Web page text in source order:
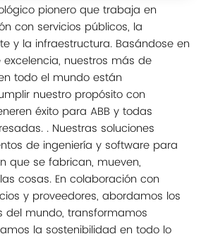
pionero que trabaja en
con servicios públicos, la
y la infraestructura. Basándose en
nuestros más de
todo el mundo están
nuestro propósito con
éxito para ABB y todas
. Nuestras soluciones
de ingeniería y software para
que se fabrican, mueven,
cosas. En colaboración con
y proveedores, abordamos los
del mundo, transformamos
la sostenibilidad en todo lo